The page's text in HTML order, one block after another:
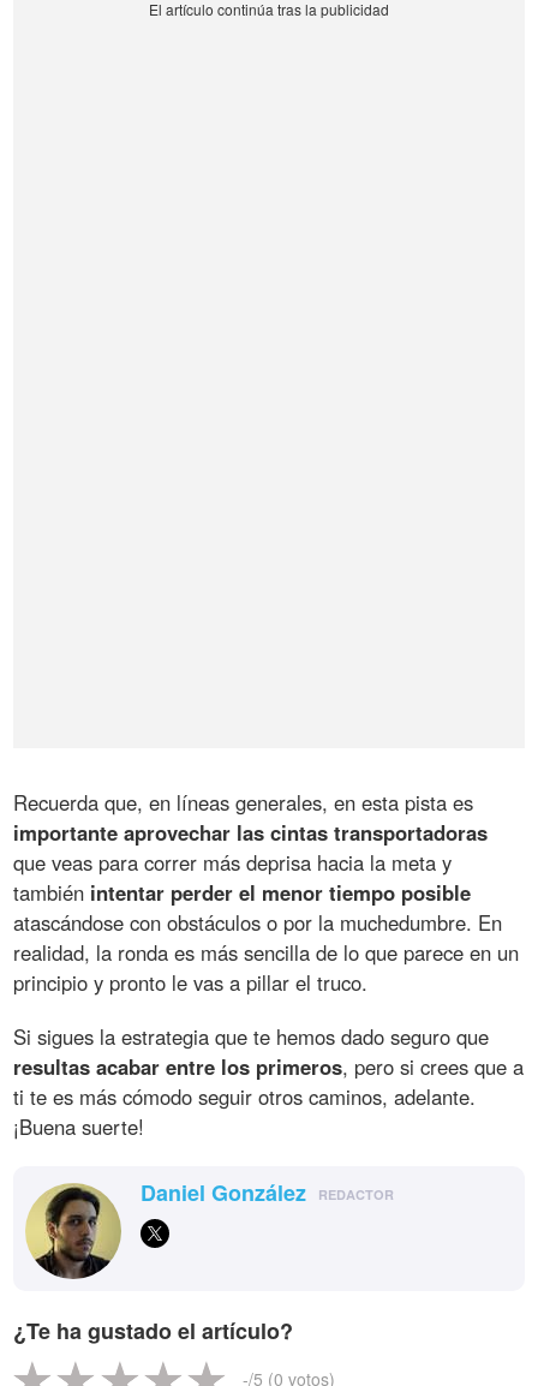
Recuerda que, en líneas generales, en esta pista es
importante aprovechar las cintas transportadoras
que veas para correr más deprisa hacia la meta y
también intentar perder el menor tiempo posible
atascándose con obstáculos o por la muchedumbre. En
realidad, la ronda es más sencilla de lo que parece en un
principio y pronto le vas a pillar el truco.
Si sigues la estrategia que te hemos dado seguro que
resultas acabar entre los primeros, pero si crees que a
ti te es más cómodo seguir otros caminos, adelante.
¡Buena suerte!
Daniel González REDACTOR
¿Te ha gustado el artículo?
-/5 (0 votos)